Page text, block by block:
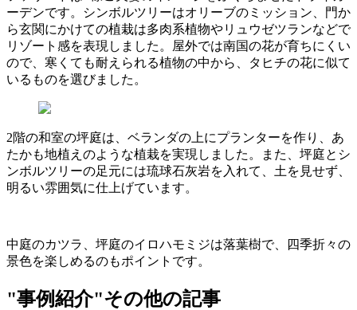
ーデンです。シンボルツリーはオリーブのミッション、門か
ら玄関にかけての植栽は多肉系植物やリュウゼツランなどで
リゾート感を表現しました。屋外では南国の花が育ちにくい
ので、寒くても耐えられる植物の中から、タヒチの花に似て
いるものを選びました。
2階の和室の坪庭は、ベランダの上にプランターを作り、あ
たかも地植えのような植栽を実現しました。また、坪庭とシ
ンボルツリーの足元には琉球石灰岩を入れて、土を見せず、
明るい雰囲気に仕上げています。
中庭のカツラ、坪庭のイロハモミジは落葉樹で、四季折々の
景色を楽しめるのもポイントです。
"事例紹介"その他の記事